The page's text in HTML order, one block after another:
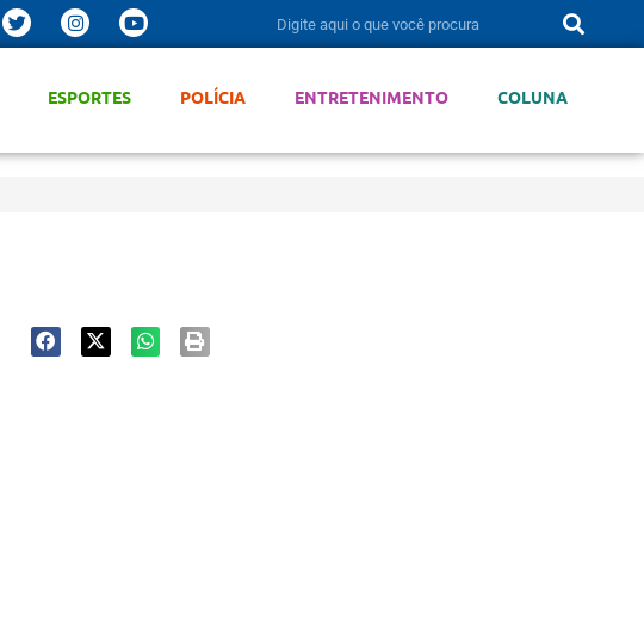
ESPORTES POLÍCIA ENTRETENIMENTO COLUNA